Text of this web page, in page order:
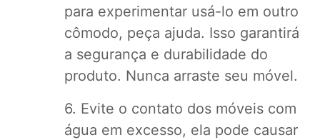
para experimentar usá-lo em outro
cômodo, peça ajuda. Isso garantirá
a segurança e durabilidade do
produto. Nunca arraste seu móvel.
6. Evite o contato dos móveis com
água em excesso, ela pode causar